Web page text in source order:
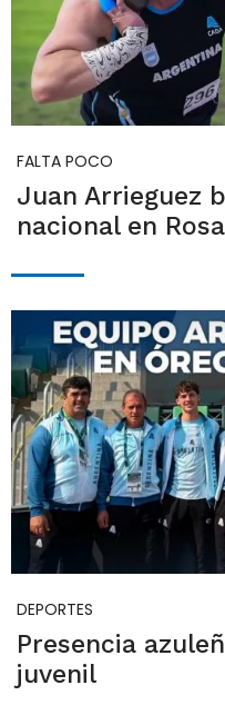
FALTA POCO
Juan Arrieguez
nacional en
DEPORTES
Presencia
juvenil